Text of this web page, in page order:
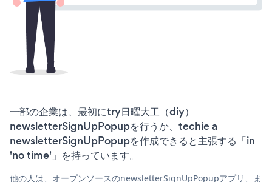
一部の企業は、最初にtry日曜大工（diy）
newsletterSignUpPopupを行うか、techie a
newsletterSignUpPopupを作成できると主張する「in
'no time'」を持っています。
他の人は、オープンソースのnewsletterSignUpPopupアプリ、ま